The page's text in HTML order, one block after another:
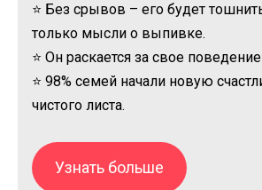
⭐ Без срывов – его будет
только мысли о выпивке.
⭐ Он раскается за свое
⭐ 98% семей начали новую
чистого листа.
Узнать больше